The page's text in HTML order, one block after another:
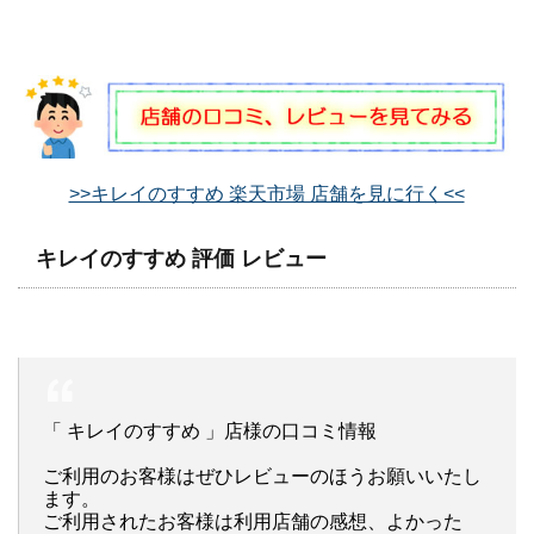
>>キレイのすすめ 楽天市場 店舗を見に行く<<
キレイのすすめ 評価 レビュー
「 キレイのすすめ 」店様の口コミ情報
ご利用のお客様はぜひレビューのほうお願いいたし
ます。
ご利用されたお客様は利用店舗の感想、よかった